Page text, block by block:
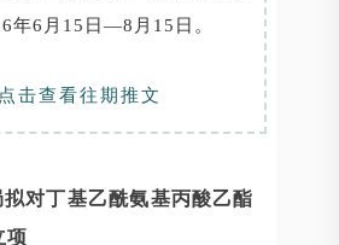
年6月15日—8月15日。
击查看往期推文
对丁基乙酰氨基丙酸乙酯
项